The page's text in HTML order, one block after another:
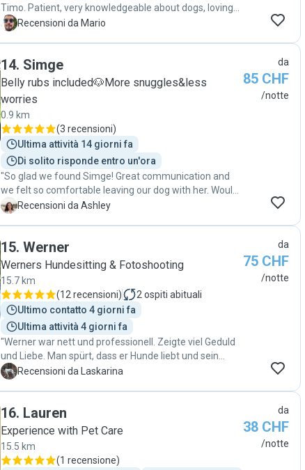
Timo. Patient, very knowledgeable about dogs, loving
and caring. Definitely recommended!! "
M Recensioni da Mario
14. Simge
Belly rubs included🐶More snuggles&less
worries
0.9 km
(3 recensioni)
Ultima attività 14 giorni fa
Di solito risponde entro un'ora
"So glad we found Simge! Great communication and
we felt so comfortable leaving our dog with her. Would
A Recensioni da Ashley
da
85 CHF
/notte
15. Werner
Werners Hundesitting & Fotoshooting
15.7 km
(12 recensioni) 2 ospiti abituali
Ultimo contatto 4 giorni fa
Ultima attività 4 giorni fa
"Werner war nett und professionell. Zeigte viel Geduld
und Liebe. Man spürt, dass er Hunde liebt und sein
Beruf als dogsitter erst nimmt. "
L Recensioni da Laskarina
da
75 CHF
/notte
16. Lauren
Experience with Pet Care
15.5 km
(1 recensione)
da
38 CHF
/notte